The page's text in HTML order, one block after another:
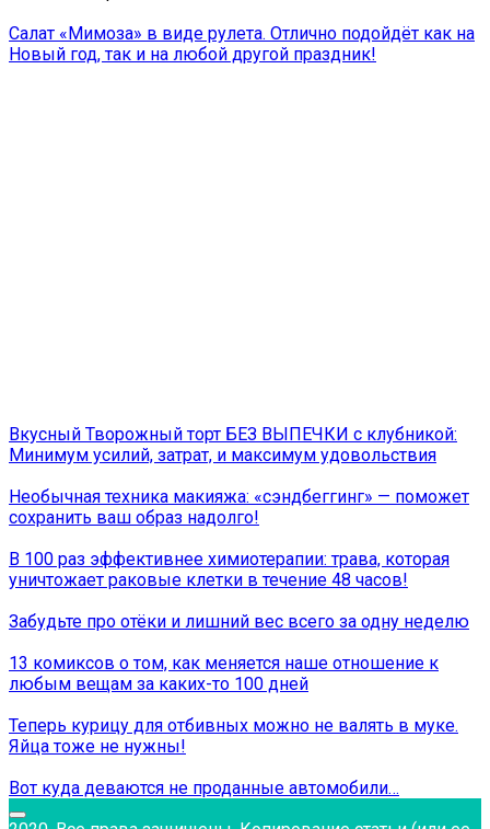
Салат «Мимоза» в виде рулета. Отлично подойдёт как на
Новый год, так и на любой другой праздник!
Вкусный Творожный торт БЕЗ ВЫПЕЧКИ с клубникой:
Минимум усилий, затрат, и максимум удовольствия
Необычная техника макияжа: «сэндбеггинг» — поможет
сохранить ваш образ надолго!
В 100 раз эффективнее химиотерапии: трава, которая
уничтожает раковые клетки в течение 48 часов!
Забудьте про отёки и лишний вес всего за одну неделю
13 комиксов о том, как меняется наше отношение к
любым вещам за каких-то 100 дней
Теперь курицу для отбивных можно не валять в муке.
Яйца тоже не нужны!
Вот кyда деваются не проданные автомобили…